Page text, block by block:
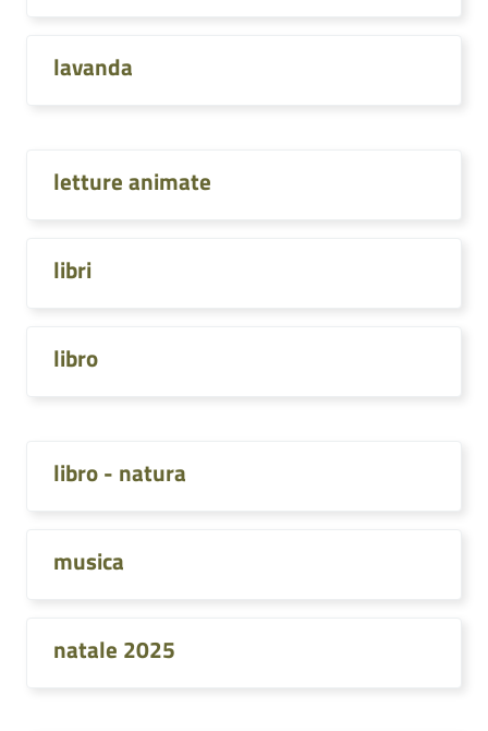
lavanda
letture animate
libri
libro
libro - natura
musica
natale 2025